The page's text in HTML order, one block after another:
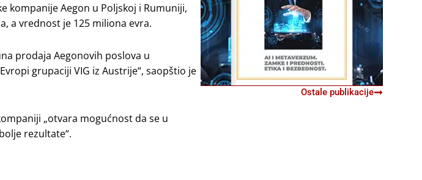
kompanije Aegon u Poljskoj i Rumuniji,
a vrednost je 125 miliona evra.
prodaja Aegonovih poslova u
grupaciji VIG iz Austrije“, saopštio je
„otvara mogućnost da se u
rezultate“.
Ostale publikacije